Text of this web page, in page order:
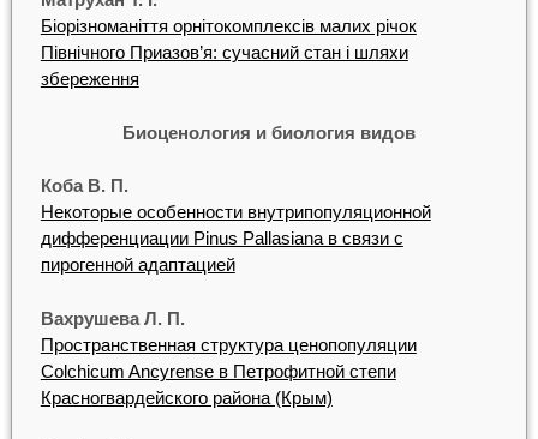
Біорізноманіття орнітокомплексів малих річок
Північного Приазов’я: сучасний стан і шляхи
збереження
Биоценология и биология видов
Коба В. П.
Некоторые особенности внутрипопуляционной
дифференциации Pinus Pallasiana в связи с
пирогенной адаптацией
Вахрушева Л. П.
Пространственная структура ценопопуляции
Colchicum Ancyrense в Петрофитной степи
Красногвардейского района (Крым)